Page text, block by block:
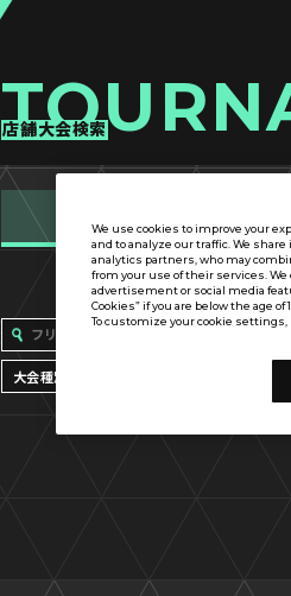
店舗大会検索
We use cookies to improve your
and to analyze our traffic. We
analytics partners, who may
from your use of their services.
advertisement or social media
Cookies” if you are below the age of
To customize your cookie settings,